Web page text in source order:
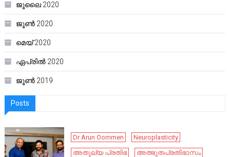
ജൂലൈ 2020
ജൂൺ 2020
മെയ്‌ 2020
ഏപ്രിൽ 2020
ജൂൺ 2019
Posts
Dr Arun Oommen
Neuroplasticity
അതുല്യ പ്രതിഭ
അത്ഭുതപ്രതിഭാസം